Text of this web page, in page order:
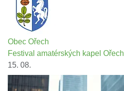
Obec Ořech
Festival amatérských kapel Ořech
15. 08.